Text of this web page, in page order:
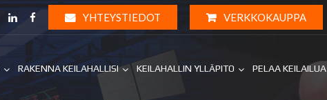
YHTEYSTIEDOT VERKKOKAUPPA
RAKENNA KEILAHALLISI KEILAHALLIN YLLÄPITO PELAA KEILAILUA